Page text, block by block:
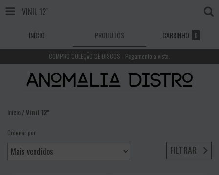
VINIL 12''
INÍCIO PRODUTOS CARRINHO 0
COMPRO COLEÇÃO DE DISCOS - Pagamento a vista.
Início /Vinil 12''
Ordenar por
FILTRAR